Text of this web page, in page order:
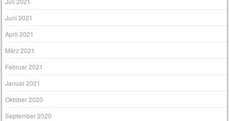
Juni 2021
April 2021
März 2021
Februar 2021
Januar 2021
Oktober 2020
September 2020